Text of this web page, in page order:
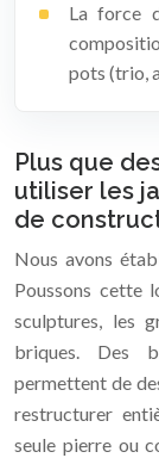
La force
pots (trio,
Plus que
utiliser les
de
Nous avons
Poussons cette
sculptures, les
briques. Des
permettent de
restructurer
seule pierre ou